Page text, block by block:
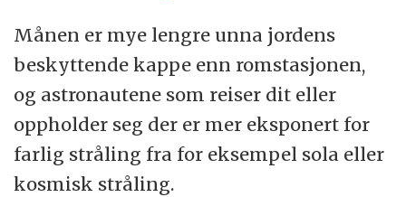
Månen er mye lengre unna jordens
beskyttende kappe enn romstasjonen,
og astronautene som reiser dit eller
oppholder seg der er mer eksponert for
farlig stråling fra for eksempel sola eller
kosmisk stråling.